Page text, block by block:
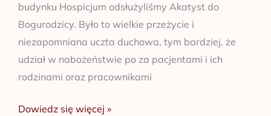
budynku Hospicjum odsłużyliśmy Akatyst do
Bogurodzicy. Było to wielkie przeżycie i
niezapomniana uczta duchowa, tym bardziej, że
udział w nabożeństwie po za pacjentami i ich
rodzinami oraz pracownikami
Dowiedz się więcej »